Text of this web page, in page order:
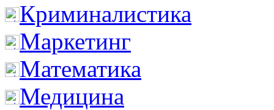
Криминалистика
Маркетинг
Математика
Медицина